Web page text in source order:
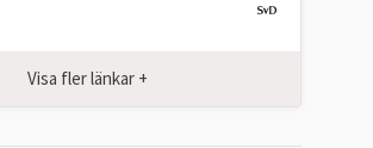
Visa fler länkar +